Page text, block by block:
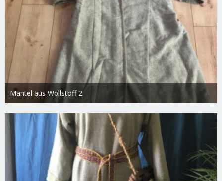
Mantel aus Wollstoff 2
Swietlana
27. Februar 2019
1.854
0 0